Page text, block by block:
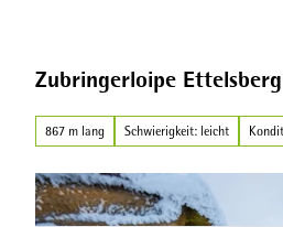
Zubringerloipe
867 m lang Schwierigkeit: leicht